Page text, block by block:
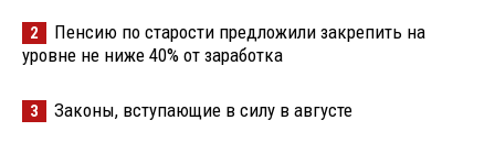
2
Пенсию по старости предложили закрепить на
уровне не ниже 40% от заработка
3 Законы, вступающие в силу в августе